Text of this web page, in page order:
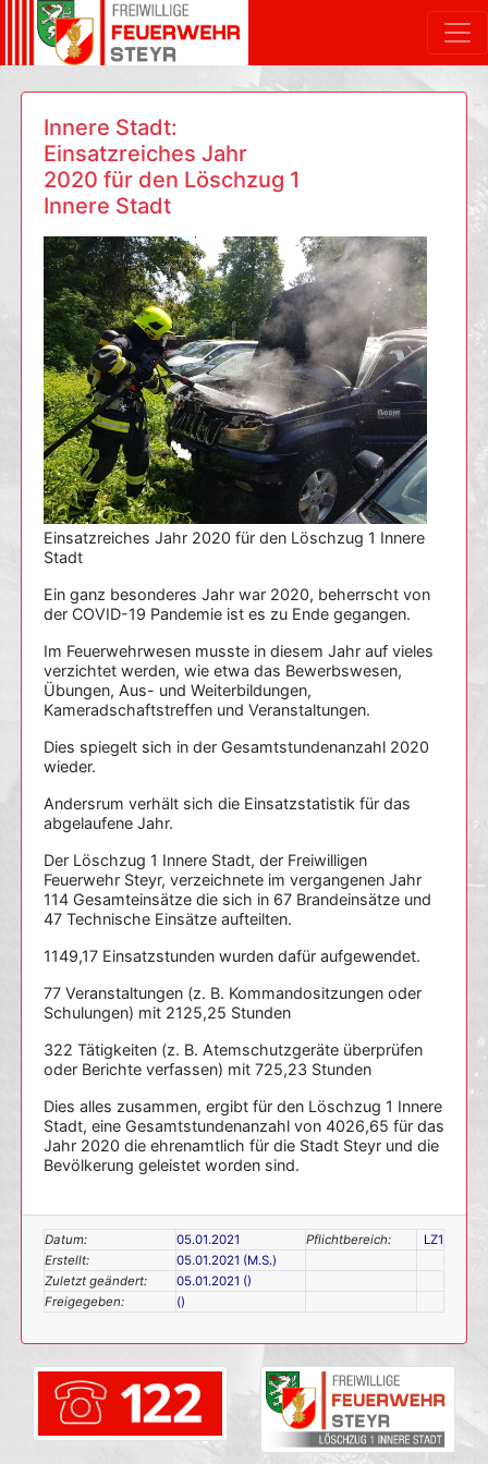
Innere Stadt:
Einsatzreiches Jahr
2020 für den Löschzug 1
Innere Stadt
Einsatzreiches Jahr 2020 für den Löschzug 1 Innere
Stadt
Ein ganz besonderes Jahr war 2020, beherrscht von
der COVID-19 Pandemie ist es zu Ende gegangen.
Im Feuerwehrwesen musste in diesem Jahr auf vieles
verzichtet werden, wie etwa das Bewerbswesen,
Übungen, Aus- und Weiterbildungen,
Kameradschaftstreffen und Veranstaltungen.
Dies spiegelt sich in der Gesamtstundenanzahl 2020
wieder.
Andersrum verhält sich die Einsatzstatistik für das
abgelaufene Jahr.
Der Löschzug 1 Innere Stadt, der Freiwilligen
Feuerwehr Steyr, verzeichnete im vergangenen Jahr
114 Gesamteinsätze die sich in 67 Brandeinsätze und
47 Technische Einsätze aufteilten.
1149,17 Einsatzstunden wurden dafür aufgewendet.
77 Veranstaltungen (z. B. Kommandositzungen oder
Schulungen) mit 2125,25 Stunden
322 Tätigkeiten (z. B. Atemschutzgeräte überprüfen
oder Berichte verfassen) mit 725,23 Stunden
Dies alles zusammen, ergibt für den Löschzug 1 Innere
Stadt, eine Gesamtstundenanzahl von 4026,65 für das
Jahr 2020 die ehrenamtlich für die Stadt Steyr und die
Bevölkerung geleistet worden sind.
Datum: 05.01.2021 Pflichtbereich:
LZ1
Erstellt:
05.01.2021 (M.S.)
Zuletzt geändert:
05.01.2021 ()
Freigegeben:
()